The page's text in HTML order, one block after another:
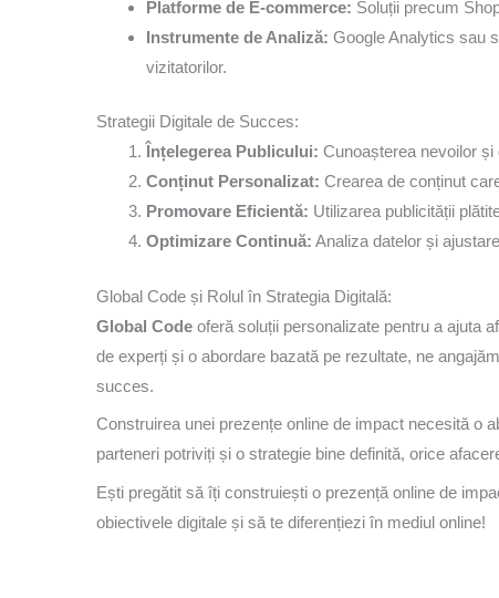
Platforme de E-commerce: Soluții precum
Instrumente de Analiză: Google Analytics sau
vizitatorilor.
Strategii Digitale de Succes:
Înțelegerea Publicului: Cunoașterea nevoilor și
Conținut Personalizat: Crearea de conținut
Promovare Eficientă: Utilizarea publicității
Optimizare Continuă: Analiza datelor și
Global Code și Rolul în Strategia Digitală:
Global Code oferă soluții personalizate pentru a ajuta
de experți și o abordare bazată pe rezultate, ne
succes.
Construirea unei prezențe online de impact necesită o
parteneri potriviți și o strategie bine definită, orice
Ești pregătit să îți construiești o prezență online de
obiectivele digitale și să te diferențiezi în mediul online!